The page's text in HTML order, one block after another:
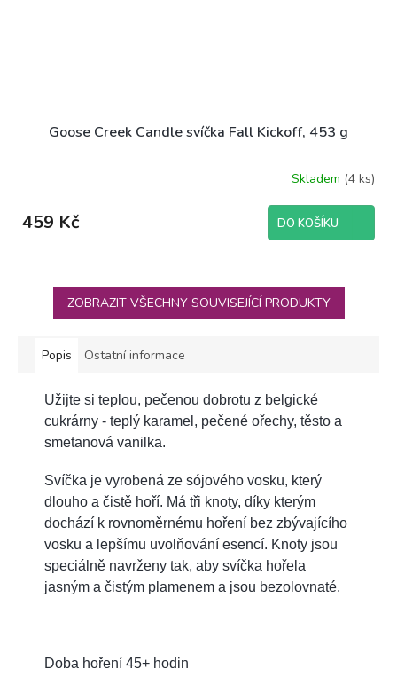
Goose Creek Candle svíčka Fall Kickoff, 453 g
produktu
je
hvězdiček.
Skladem (4 ks)
459 Kč DO KOŠÍKU
ZOBRAZIT VŠECHNY SOUVISEJÍCÍ PRODUKTY
Popis Ostatní informace
Užijte si teplou, pečenou dobrotu z belgické
cukrárny - teplý karamel, pečené ořechy, těsto a
smetanová vanilka.
Svíčka je vyrobená ze sójového vosku, který
dlouho a čistě hoří. Má tři knoty, díky kterým
dochází k rovnoměrnému hoření bez zbývajícího
vosku a lepšímu uvolňování esencí. Knoty jsou
speciálně navrženy tak, aby svíčka hořela
jasným a čistým plamenem a jsou bezolovnaté.
Doba hoření 45+ hodin